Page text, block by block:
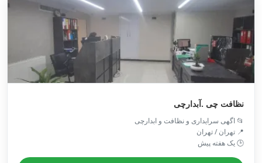
نظافت چی .آبدارچی
📂 اگهی سرایداری و نظافت و ابدارچی
📍 تهران / تهران
🕒 یک هفته پیش